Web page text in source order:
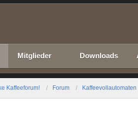
Mitglieder Downloads
Kaffeeforum! Forum Kaffeevollautomaten